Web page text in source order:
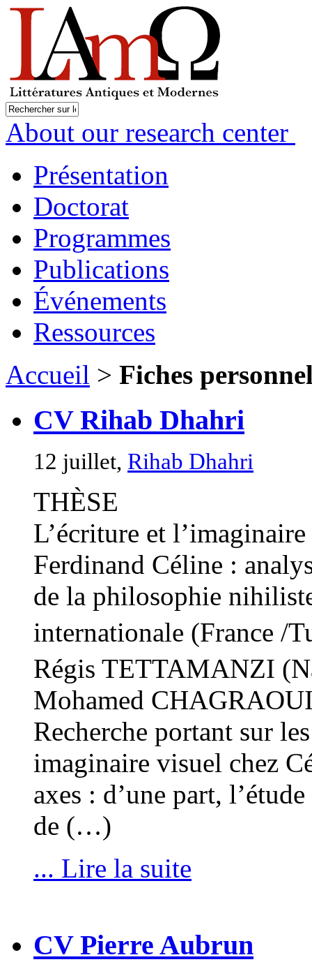
About our research center
Présentation
Doctorat
Programmes
Publications
Événements
Ressources
Accueil > Fiches
CV Rihab Dhahri
12 juillet, Rihab Dhahri
THÈSE
L’écriture et
Ferdinand Céline :
de la philosophie
internationale (France /
Régis TETTAMANZI
Mohamed
Recherche portant sur
imaginaire visuel chez
axes : d’une part,
de (…)
... Lire la suite
CV Pierre Aubrun